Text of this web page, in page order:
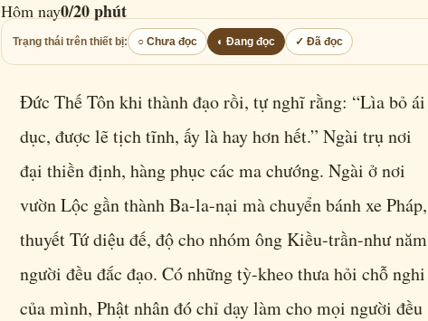
Hôm nay0/20 phút
Trạng thái trên thiết bị: ○ Chưa đọc ◐ Đang đọc ✓ Đã đọc
Đức Thế Tôn khi thành đạo rồi, tự nghĩ rằng: “Lìa bỏ ái
dục, được lẽ tịch tĩnh, ấy là hay hơn hết.” Ngài trụ nơi
đại thiền định, hàng phục các ma chướng. Ngài ở nơi
vườn Lộc gần thành Ba-la-nại mà chuyển bánh xe Pháp,
thuyết Tứ diệu đế, độ cho nhóm ông Kiều-trần-như năm
người đều đắc đạo. Có những tỳ-kheo thưa hỏi chỗ nghi
của mình, Phật nhân đó chỉ dạy làm cho mọi người đều